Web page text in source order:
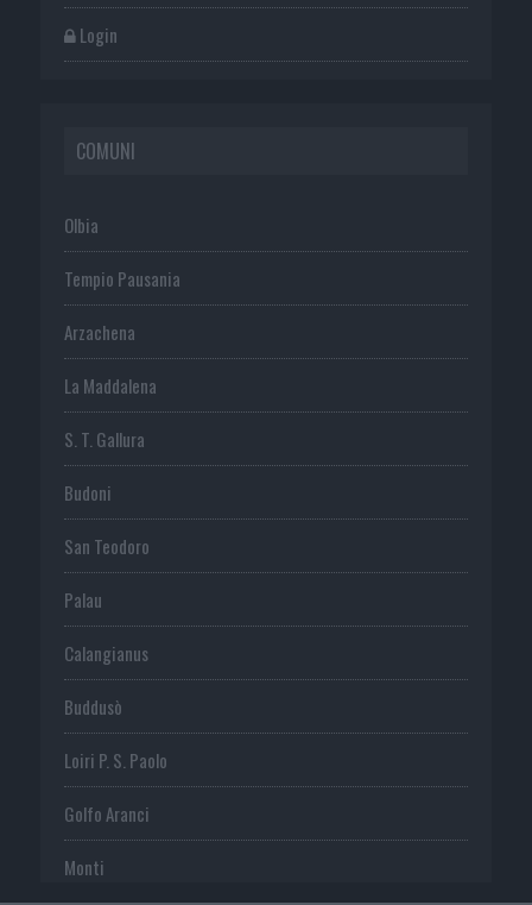
Login
COMUNI
Olbia
Tempio Pausania
Arzachena
La Maddalena
S. T. Gallura
Budoni
San Teodoro
Palau
Calangianus
Buddusò
Loiri P. S. Paolo
Golfo Aranci
Monti